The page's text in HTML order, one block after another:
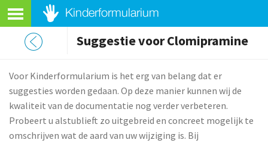
Suggestie voor Clomipramine
Voor Kinderformularium is het erg van belang dat er
suggesties worden gedaan. Op deze manier kunnen wij de
kwaliteit van de documentatie nog verder verbeteren.
Probeert u alstublieft zo uitgebreid en concreet mogelijk te
omschrijven wat de aard van uw wijziging is. Bij